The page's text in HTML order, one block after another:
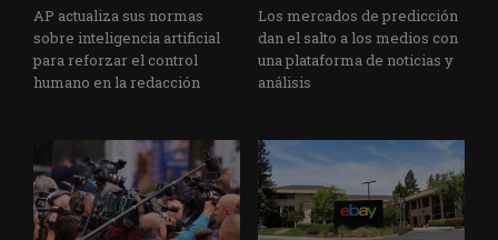
AP actualiza sus normas
sobre inteligencia artificial
para reforzar el control
humano en la redacción
Los mercados de predicción
dan el salto a los medios con
una plataforma de noticias y
análisis